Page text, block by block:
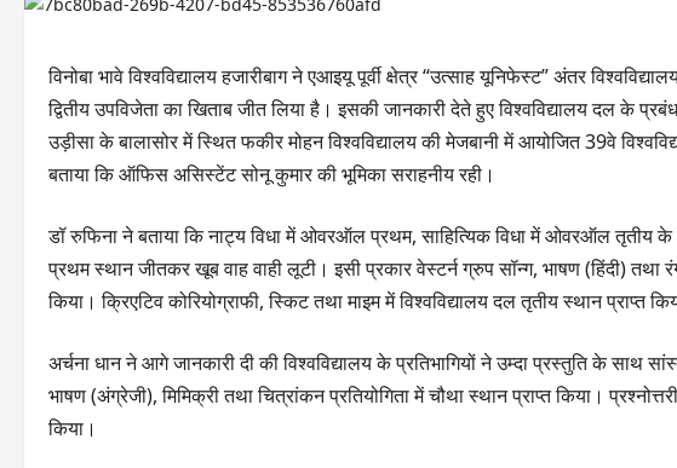
विनोबा भावे विश्वविद्यालय हजारीबाग ने एआइयू पूर्वी क्षेत्र “उत्साह यूनिफेस्ट” अंतर
द्वितीय उपविजेता का खिताब जीत लिया है। इसकी जानकारी देते हुए विश्वविद्यालय दल के
उड़ीसा के बालासोर में स्थित फकीर मोहन विश्वविद्यालय की मेजबानी में आयोजित 39वे
बताया कि ऑफिस असिस्टेंट सोनू कुमार की भूमिका सराहनीय रही।
डॉ रुफिना ने बताया कि नाट्य विधा में ओवरऑल प्रथम, साहित्यिक विधा में ओवरऑल तृतीय के
प्रथम स्थान जीतकर खूब वाह वाही लूटी। इसी प्रकार वेस्टर्न ग्रुप सॉन्ग, भाषण (हिंदी) तथा
किया। क्रिएटिव कोरियोग्राफी, स्किट तथा माइम में विश्वविद्यालय दल तृतीय स्थान प्राप्त
अर्चना धान ने आगे जानकारी दी की विश्वविद्यालय के प्रतिभागियों ने उम्दा प्रस्तुति के साथ
भाषण (अंग्रेजी), मिमिक्री तथा चित्रांकन प्रतियोगिता में चौथा स्थान प्राप्त किया।
किया।